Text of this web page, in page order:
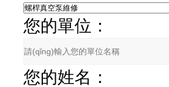
您的單位：
您的姓名：